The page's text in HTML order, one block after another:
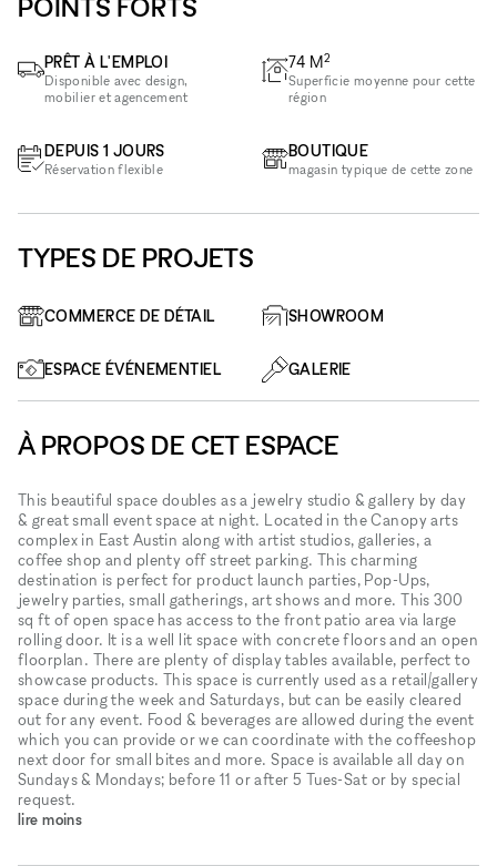
POINTS FORTS
PRÊT À L'EMPLOI
Disponible avec design,
mobilier et agencement
DEPUIS 1 JOURS
Réservation flexible
74 M2
Superficie moyenne pour cette
région
BOUTIQUE
magasin typique de cette zone
TYPES DE PROJETS
COMMERCE DE DÉTAIL SHOWROOM
ESPACE ÉVÉNEMENTIEL GALERIE
À PROPOS DE CET ESPACE
This beautiful space doubles as a jewelry studio & gallery by day
& great small event space at night. Located in the Canopy arts
complex in East Austin along with artist studios, galleries, a
coffee shop and plenty off street parking. This charming
destination is perfect for product launch parties, Pop-Ups,
jewelry parties, small gatherings, art shows and more. This 300
sq ft of open space has access to the front patio area via large
rolling door. It is a well lit space with concrete floors and an open
floorplan. There are plenty of display tables available, perfect to
showcase products. This space is currently used as a retail/gallery
space during the week and Saturdays, but can be easily cleared
out for any event. Food & beverages are allowed during the event
which you can provide or we can coordinate with the coffeeshop
next door for small bites and more. Space is available all day on
Sundays & Mondays; before 11 or after 5 Tues-Sat or by special
request.
lire moins